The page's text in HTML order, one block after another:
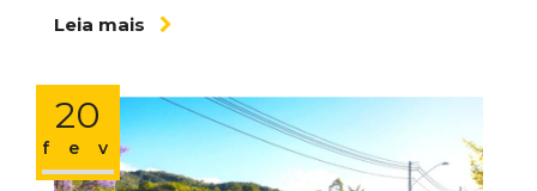
Leia mais
20
fev